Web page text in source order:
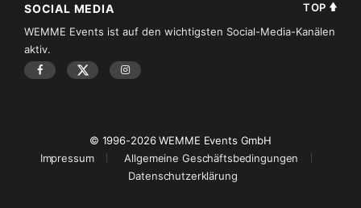
SOCIAL MEDIA
WEMME Events ist auf den wichtigsten Social-Media-Kanälen
aktiv.
© 1996-2026 WEMME Events GmbH
Impressum
Allgemeine Geschäftsbedingungen
Datenschutzerklärung
TOP